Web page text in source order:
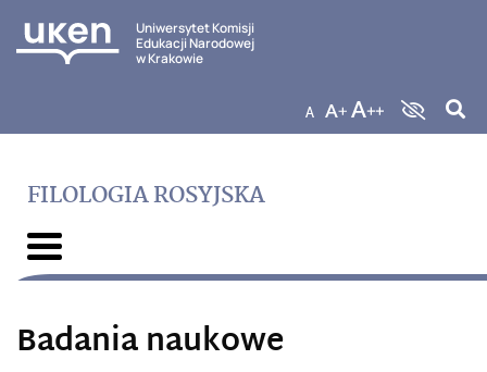
Uniwersytet Komisji
Edukacji Narodowej
w Krakowie
FILOLOGIA ROSYJSKA
Badania naukowe